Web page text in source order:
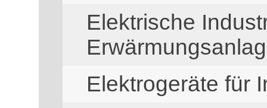
Elektrische
Elektrogeräte für